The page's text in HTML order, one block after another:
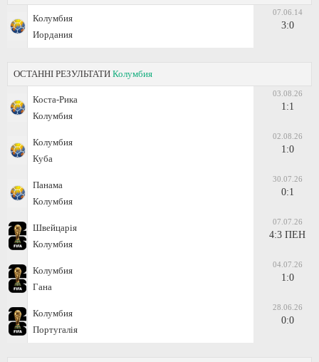
Колумбия
Иордания
07.06.14
3:0
ОСТАННІ РЕЗУЛЬТАТИ Колумбия
Коста-Рика
Колумбия
03.08.26
1:1
Колумбия
Куба
02.08.26
1:0
Панама
Колумбия
30.07.26
0:1
Швейцарія
Колумбия
07.07.26
4:3 ПЕН
Колумбия
Гана
04.07.26
1:0
Колумбия
Португалія
28.06.26
0:0